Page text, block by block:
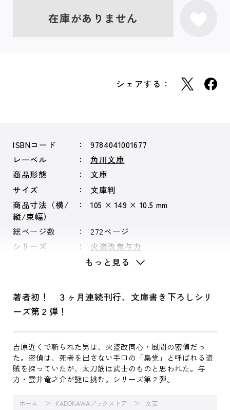
在庫がありません
シェアする：
ISBNコード
9784041001677
レーベル
角川文庫
商品形態
文庫
サイズ
文庫判
商品寸法（横/
縦/束幅）
105 × 149 × 10.5 mm
総ページ数
272ページ
シリーズ
火盗改鬼与力
もっと見る
著者初！ ３ヶ月連続刊行、文庫書き下ろしシリ
ーズ第２弾！
吉原近くで斬られた男は、火盗改同心・風間の密偵だっ
た。密偵は、死者を出さない手口の「梟党」と呼ばれる盗
賊を探っていたが、太刀筋は武士のものと思われた。与
力・雲井竜之介が謎に挑む。シリーズ第２弾。
ホーム KADOKAWAブックストア 文芸